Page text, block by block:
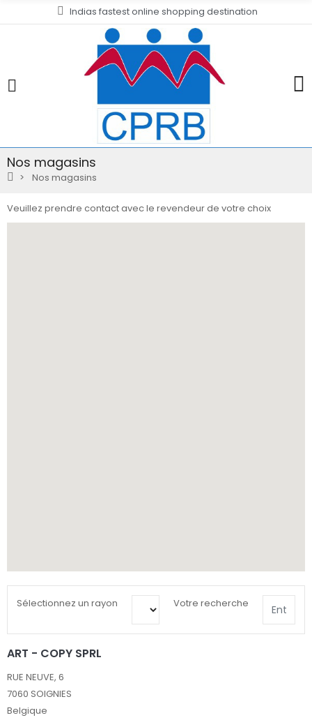
Indias fastest online shopping destination
Nos magasins
Nos magasins
Veuillez prendre contact avec le revendeur de votre choix
Sélectionnez un rayon Votre recherche
ART - COPY SPRL
RUE NEUVE, 6
7060 SOIGNIES
Belgique